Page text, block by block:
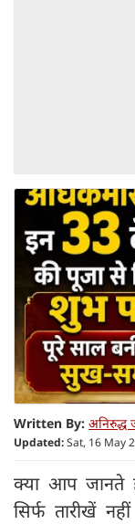
Written By: अनिरुद्ध
Updated:Sat, 16 May
क्या आप जानते
सिर्फ तारीखें